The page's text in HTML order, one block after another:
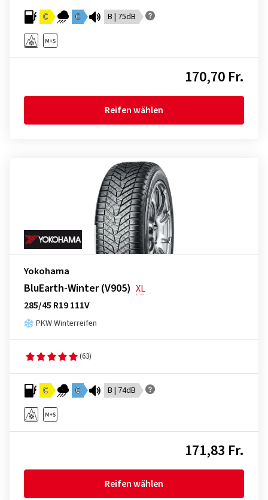
C C B | 75dB
170,70 Fr.
Reifen wählen
Yokohama
BluEarth-Winter (V905) XL
285/45 R19 111V
PKW Winterreifen
(63)
C C B | 74dB
171,83 Fr.
Reifen wählen